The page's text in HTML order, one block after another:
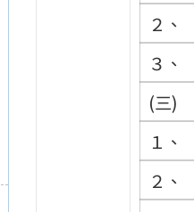
２、
３、
(三)
１、
２、